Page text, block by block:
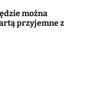
można
przyjemne z